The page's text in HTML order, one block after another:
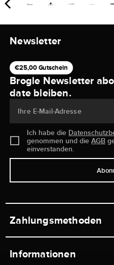
Newsletter
€25,00 Gutschein
Brogle Newsletter
date bleiben.
Ihre E-Mail-Adresse
Ich habe die
genommen und dieAGB
einverstanden.
Zahlungsmethoden
Informationen